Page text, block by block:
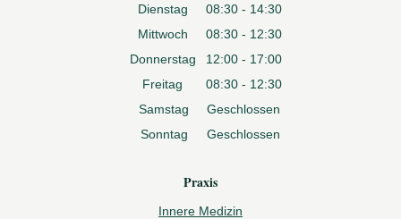
Dienstag
08:30 - 14:30
Mittwoch
08:30 - 12:30
Donnerstag
12:00 - 17:00
Freitag
08:30 - 12:30
Samstag
Geschlossen
Sonntag
Geschlossen
Praxis
Innere Medizin